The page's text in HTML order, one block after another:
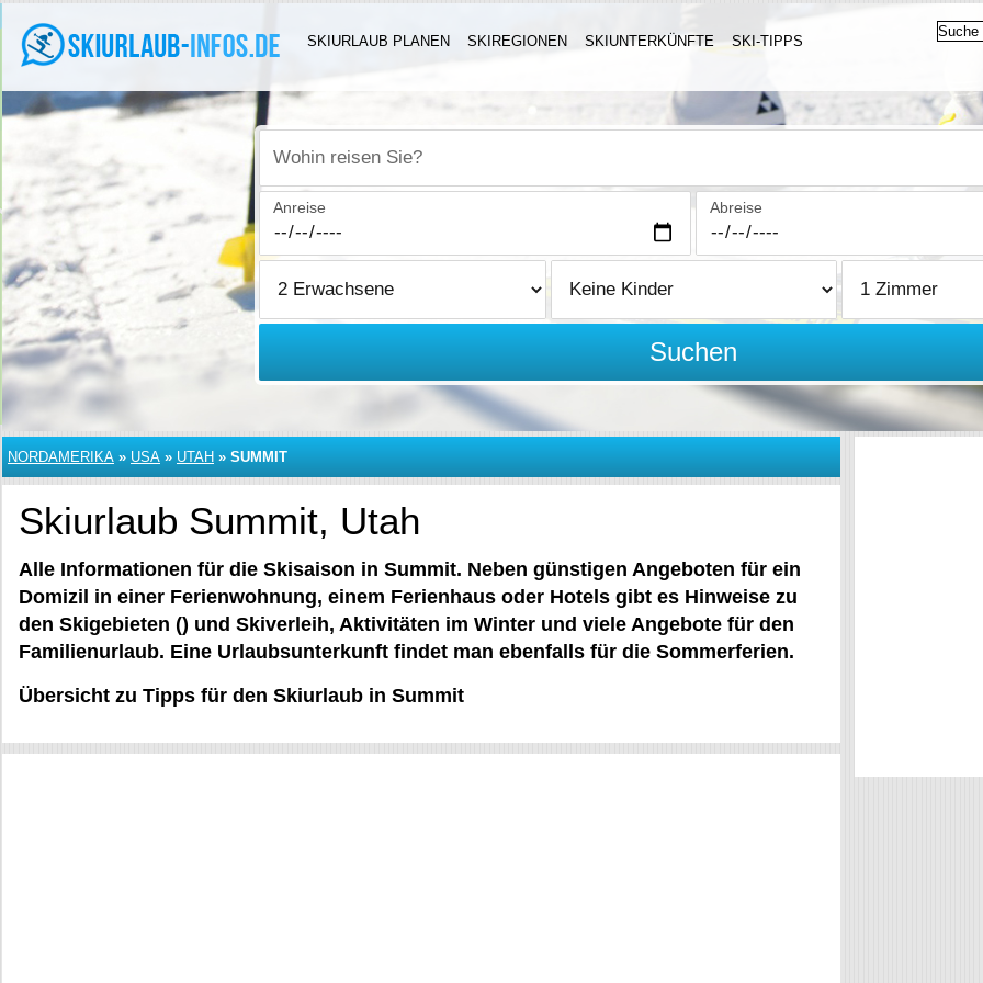
SKIURLAUB PLANEN SKIREGIONEN SKIUNTERKÜNFTE SKI-TIPPS
Wohin reisen Sie?
Anreise Abreise
Suchen
NORDAMERIKA » USA » UTAH » SUMMIT
Skiurlaub Summit, Utah
Alle Informationen für die Skisaison in Summit. Neben günstigen Angeboten für ein
Domizil in einer Ferienwohnung, einem Ferienhaus oder Hotels gibt es Hinweise zu
den Skigebieten () und Skiverleih, Aktivitäten im Winter und viele Angebote für den
Familienurlaub. Eine Urlaubsunterkunft findet man ebenfalls für die Sommerferien.
Übersicht zu Tipps für den Skiurlaub in Summit